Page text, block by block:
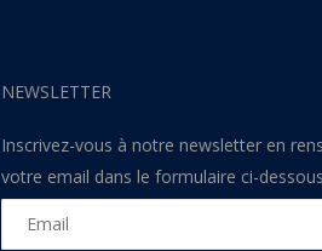
NEWSLETTER
Inscrivez-vous à notre newsletter en
votre email dans le formulaire ci-